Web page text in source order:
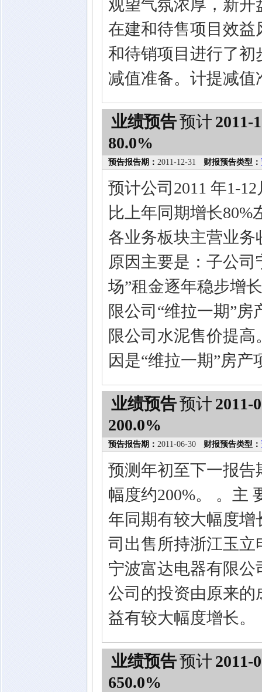
观望气氛浓厚，新
在建和待售项目效
和待销项目进行了
减值准备。计提减值
业绩预告预计 2011-
80.0%
预告报告期： 2011-12-31 财报预告类型：
预计公司2011 年1-
比上年同期增长
各业务板块主营业
原因主要是：子公
场”租金逐年稳步增
限公司“维拉一期”
限公司水泥售价提
因是“维拉一期”房
业绩预告预计 2011-
200.0%
预告报告期： 2011-06-30 财报预告类型：
预测年初至下一报
幅度约200%。 。主
年同期有较大幅度
司出售所持浙江玉
宁波富达电器有限
公司的投资由原来
益有较大幅度增长。
业绩预告预计 2011-
650.0%